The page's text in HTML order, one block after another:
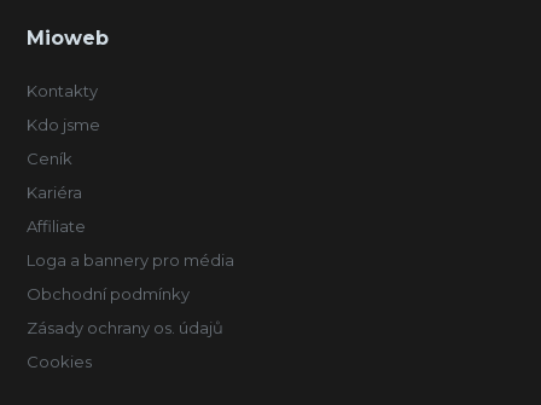
Mioweb
Kontakty
Kdo jsme
Ceník
Kariéra
Affiliate
Loga a bannery pro média
Obchodní podmínky
Zásady ochrany os. údajů
Cookies